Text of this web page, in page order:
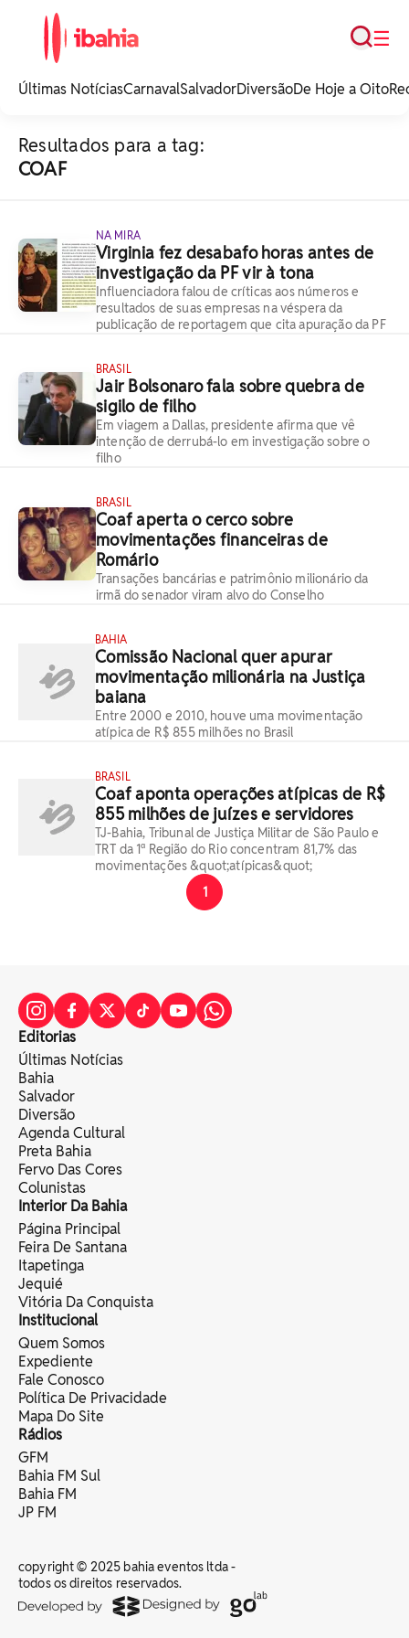
noticias e
☰
Busca
Últimas NotíciasCarnavalSalvadorDiversãoDe Hoje a Oito
Resultados para a tag:
COAF
NA MIRA
Virginia fez desabafo horas antes de
investigação da PF vir à tona
Influenciadora falou de críticas aos números e
resultados de suas empresas na véspera da
publicação de reportagem que cita apuração da PF
BRASIL
Jair Bolsonaro fala sobre quebra de
sigilo de filho
Em viagem a Dallas, presidente afirma que vê
intenção de derrubá-lo em investigação sobre o
filho
BRASIL
Coaf aperta o cerco sobre
movimentações financeiras de
Romário
Transações bancárias e patrimônio milionário da
irmã do senador viram alvo do Conselho
BAHIA
Comissão Nacional quer apurar
movimentação milionária na Justiça
baiana
Entre 2000 e 2010, houve uma movimentação
atípica de R$ 855 milhões no Brasil
BRASIL
Coaf aponta operações atípicas de R$
855 milhões de juízes e servidores
TJ-Bahia, Tribunal de Justiça Militar de São Paulo e
TRT da 1ª Região do Rio concentram 81,7% das
movimentações &quot;atípicas&quot;
1
Editorias
Últimas Notícias
Bahia
Salvador
Diversão
Agenda Cultural
Preta Bahia
Fervo Das Cores
Colunistas
Interior Da Bahia
Página Principal
Feira De Santana
Itapetinga
Jequié
Vitória Da Conquista
Institucional
Quem Somos
Expediente
Fale Conosco
Política De Privacidade
Mapa Do Site
Rádios
GFM
Bahia FM Sul
Bahia FM
JP FM
copyright © 2025 bahia eventos ltda -
todos os direitos reservados.